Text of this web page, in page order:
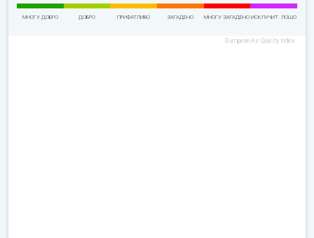
МНОГУ ДОБРО ДОБРО ПРИФАТЛИВО ЗАГАДЕНО МНОГУ ЗАГАДЕНО ИСКЛУЧИТ. ЛОШО
European Air Quality Index